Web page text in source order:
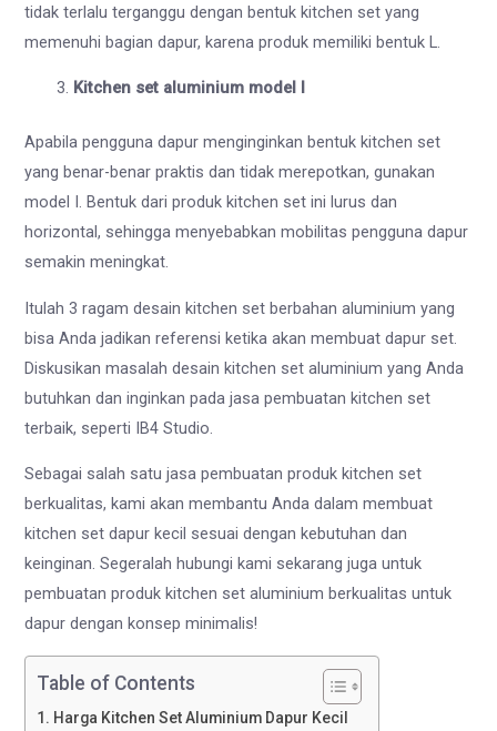
tidak terlalu terganggu dengan bentuk kitchen set yang
memenuhi bagian dapur, karena produk memiliki bentuk L.
Kitchen set aluminium model I
Apabila pengguna dapur menginginkan bentuk kitchen set
yang benar-benar praktis dan tidak merepotkan, gunakan
model I. Bentuk dari produk kitchen set ini lurus dan
horizontal, sehingga menyebabkan mobilitas pengguna dapur
semakin meningkat.
Itulah 3 ragam desain kitchen set berbahan aluminium yang
bisa Anda jadikan referensi ketika akan membuat dapur set.
Diskusikan masalah desain kitchen set aluminium yang Anda
butuhkan dan inginkan pada jasa pembuatan kitchen set
terbaik, seperti IB4 Studio.
Sebagai salah satu jasa pembuatan produk kitchen set
berkualitas, kami akan membantu Anda dalam membuat
kitchen set dapur kecil sesuai dengan kebutuhan dan
keinginan. Segeralah hubungi kami sekarang juga untuk
pembuatan produk kitchen set aluminium berkualitas untuk
dapur dengan konsep minimalis!
Table of Contents
Harga Kitchen Set Aluminium Dapur Kecil